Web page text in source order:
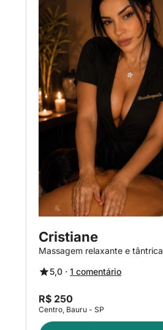
Cristiane
Massagem relaxante e tântrica
5,0 · 1 comentário
R$ 250
Centro, Bauru - SP